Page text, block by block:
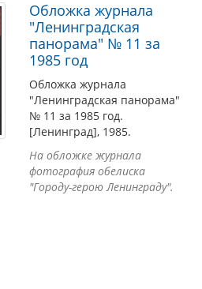
Обложка журнала
"Ленинградская
панорама" № 11 за
1985 год
Обложка журнала
"Ленинградская панорама"
№ 11 за 1985 год.
[Ленинград], 1985.
На обложке журнала
фотография обелиска
"Городу-герою Ленинграду".